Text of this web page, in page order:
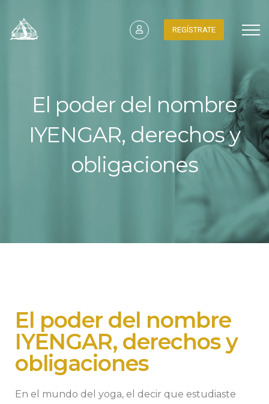
REGÍSTRATE
El poder del nombre
IYENGAR, derechos y
obligaciones
El poder del nombre
IYENGAR, derechos y
obligaciones
En el mundo del yoga, el decir que estudiaste